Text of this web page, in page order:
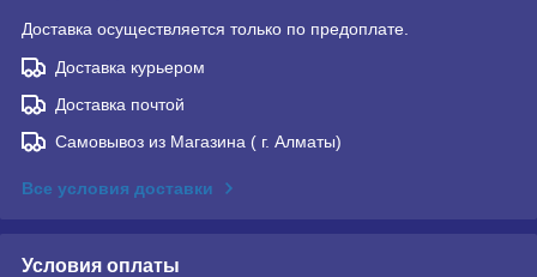
Доставка осуществляется только по предоплате.
Доставка курьером
Доставка почтой
Самовывоз из Магазина ( г. Алматы)
Все условия доставки
Условия оплаты